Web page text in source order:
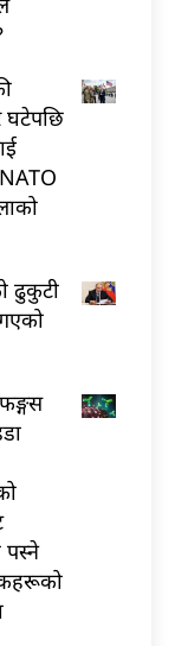
घटेपछि
ढुकुटी
गएको
पस्ने